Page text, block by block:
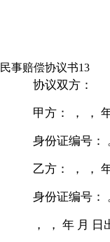
民事赔偿协议书13
协议双方：
甲方： ， ，
身份证编号：
乙方： ， ，
身份证编号：
， ， 年 月 日